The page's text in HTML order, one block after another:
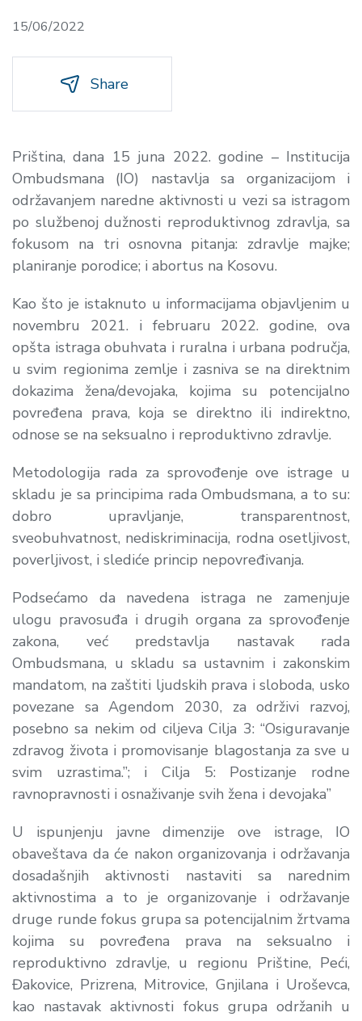
15/06/2022
Share
Priština, dana 15 juna 2022. godine – Institucija
Ombudsmana (IO) nastavlja sa organizacijom i
održavanjem naredne aktivnosti u vezi sa istragom
po službenoj dužnosti reproduktivnog zdravlja, sa
fokusom na tri osnovna pitanja: zdravlje majke;
planiranje porodice; i abortus na Kosovu.
Kao što je istaknuto u informacijama objavljenim u
novembru 2021. i februaru 2022. godine, ova
opšta istraga obuhvata i ruralna i urbana područja,
u svim regionima zemlje i zasniva se na direktnim
dokazima žena/devojaka, kojima su potencijalno
povređena prava, koja se direktno ili indirektno,
odnose se na seksualno i reproduktivno zdravlje.
Metodologija rada za sprovođenje ove istrage u
skladu je sa principima rada Ombudsmana, a to su:
dobro upravljanje, transparentnost,
sveobuhvatnost, nediskriminacija, rodna osetljivost,
poverljivost, i slediće princip nepovređivanja.
Podsećamo da navedena istraga ne zamenjuje
ulogu pravosuđa i drugih organa za sprovođenje
zakona, već predstavlja nastavak rada
Ombudsmana, u skladu sa ustavnim i zakonskim
mandatom, na zaštiti ljudskih prava i sloboda, usko
povezane sa Agendom 2030, za održivi razvoj,
posebno sa nekim od ciljeva Cilja 3: “Osiguravanje
zdravog života i promovisanje blagostanja za sve u
svim uzrastima.”; i Cilja 5: Postizanje rodne
ravnopravnosti i osnaživanje svih žena i devojaka”
U ispunjenju javne dimenzije ove istrage, IO
obaveštava da će nakon organizovanja i održavanja
dosadašnjih aktivnosti nastaviti sa narednim
aktivnostima a to je organizovanje i održavanje
druge runde fokus grupa sa potencijalnim žrtvama
kojima su povređena prava na seksualno i
reproduktivno zdravlje, u regionu Prištine, Peći,
Đakovice, Prizrena, Mitrovice, Gnjilana i Uroševca,
kao nastavak aktivnosti fokus grupa održanih u